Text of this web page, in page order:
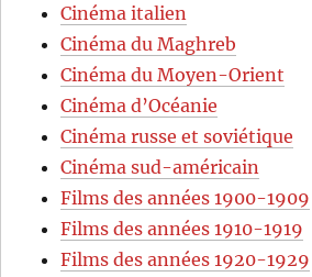
Cinéma italien
Cinéma du Maghreb
Cinéma du Moyen-Orient
Cinéma d’Océanie
Cinéma russe et soviétique
Cinéma sud-américain
Films des années 1900-1909
Films des années 1910-1919
Films des années 1920-1929